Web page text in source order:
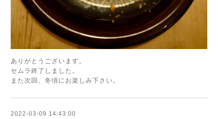
ありがとうございます。
セムラ終了しました。
また次回、冬頃にお楽しみ下さい。
2022-03-09 14:43:00